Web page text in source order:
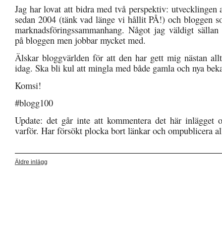
Jag har lovat att bidra med två perspektiv: utvecklingen
sedan 2004 (tänk vad länge vi hållit PÅ!) och bloggen
marknadsföringssammanhang. Något jag väldigt
på bloggen men jobbar mycket med.
Älskar bloggvärlden för att den har gett mig nästan
idag. Ska bli kul att mingla med både gamla och nya
Komsi!
#blogg100
Update: det går inte att kommentera det här inlägget
varför. Har försökt plocka bort länkar och ompublicera
Äldre inlägg